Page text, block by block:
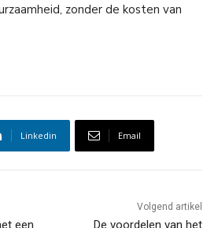
zonder de kosten van
Linkedin Email
een
Volgend artikel
De voordelen van het